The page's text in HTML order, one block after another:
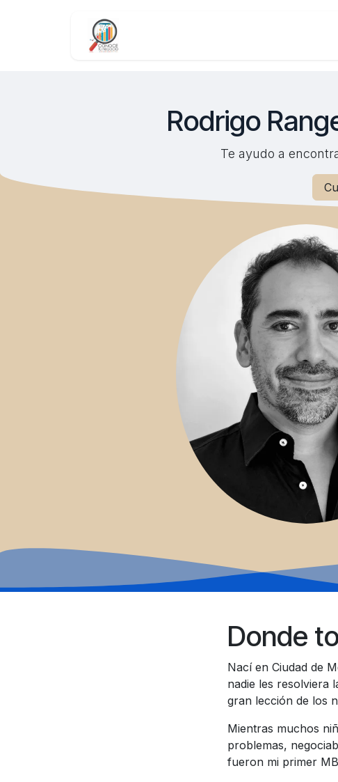
Rodrigo
Te ayudo a
Donde
Nací en Ciudad de
nadie les resolviera
gran lección de los
Mientras muchos
problemas,
fueron mi primer